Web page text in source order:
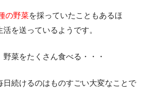
の野菜を採っていたこともあるほ
を送っているようです。
菜をたくさん食べる・・・
日続けるのはものすごい大変なことで